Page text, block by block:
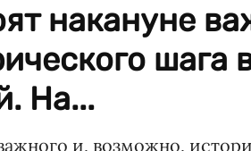
накануне
шага
На...
и, возможно,